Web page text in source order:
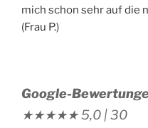
mich schon sehr auf die
(Frau P.)
Google-
★★★★★5,0 |30